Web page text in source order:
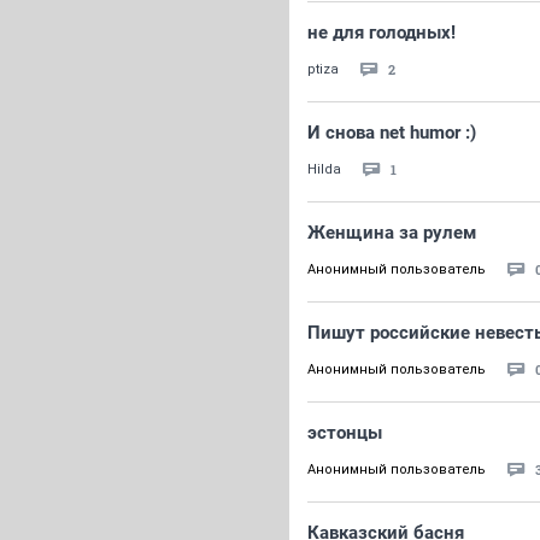
не для голодных!
ptiza 2
И снова net humor :)
Hilda 1
Женщина за рулем
Анонимный пользователь
Пишут российские
Анонимный пользователь
эстонцы
Анонимный пользователь
Кавказский басня